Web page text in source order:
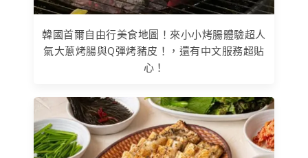
韓國首爾自由行美食地圖！來小小烤腸體驗超人
氣大蔥烤腸與Q彈烤豬皮！，還有中文服務超貼
心！